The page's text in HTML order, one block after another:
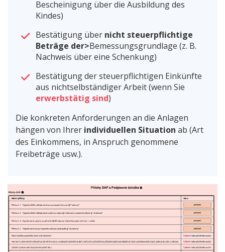
Bescheinigung über die Ausbildung des
Kindes)
Bestätigung über nicht steuerpflichtige
Beträge der>Bemessungsgrundlage (z. B.
Nachweis über eine Schenkung)
Bestätigung der steuerpflichtigen Einkünfte
aus nichtselbständiger Arbeit (wenn Sie
erwerbstätig sind)
Die konkreten Anforderungen an die Anlagen
hängen von Ihrer individuellen Situation ab (Art
des Einkommens, in Anspruch genommene
Freibeträge usw.).